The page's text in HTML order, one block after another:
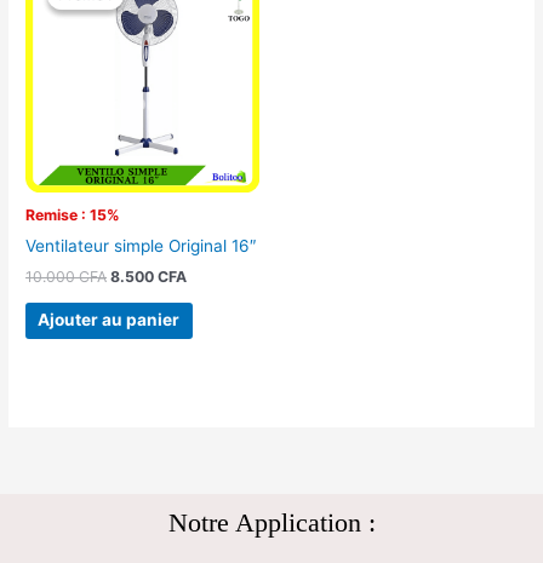
Remise : 15%
Ventilateur simple Original 16″
10.000CFA
initial
était :
10.000 CFA.
8.500CFA
Ajouter au panier
Notre Application :